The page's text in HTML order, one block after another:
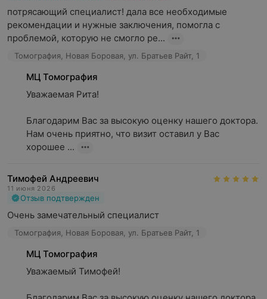
потрясающий специалист! дала все необходимые
рекомендации и нужные заключения, помогла с
проблемой, которую не смогло ре...
Томография, Новая Боровая, ул. Братьев Райт, 1
МЦ Томография
Уважаемая Рита!
Благодарим Вас за высокую оценку нашего доктора.
Нам очень приятно, что визит оставил у Вас
хорошее ...
Тимофей Андреевич
11 июня 2026
Отзыв подтвержден
Очень замечательный специалист
Томография, Новая Боровая, ул. Братьев Райт, 1
МЦ Томография
Уважаемый Тимофей!